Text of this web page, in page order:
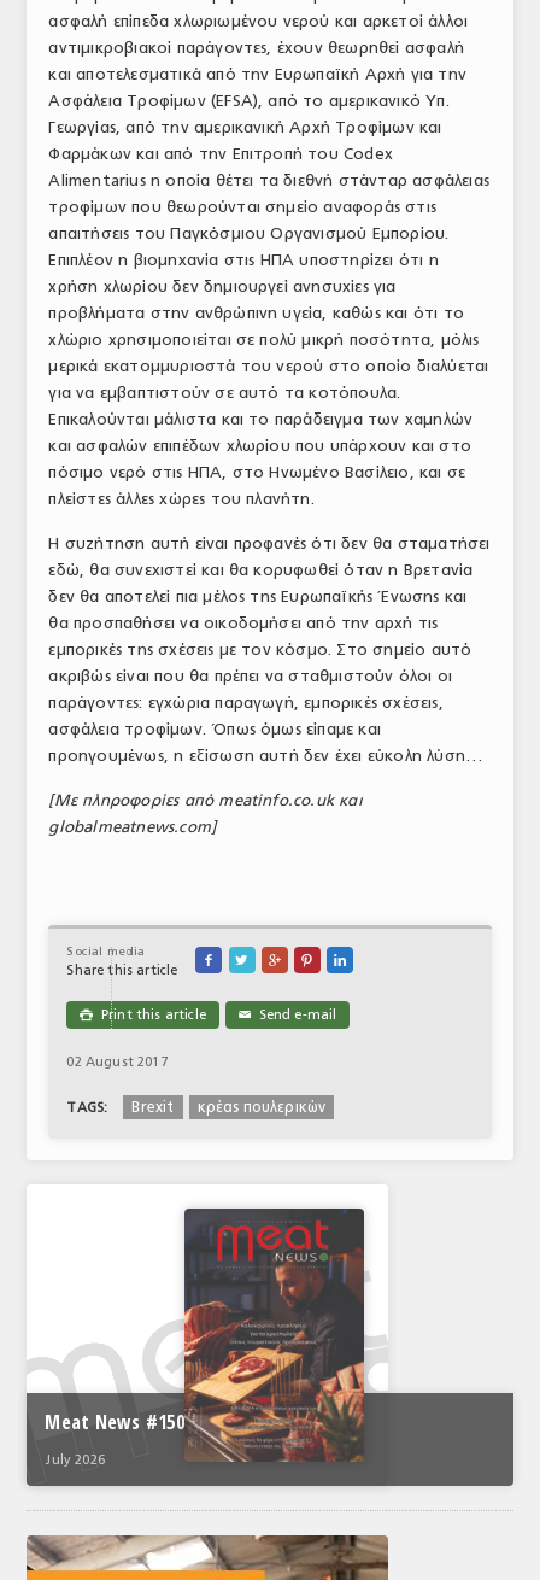
ασφαλή επίπεδα χλωριωμένου νερού και αρκετοί άλλοι
αντιμικροβιακοί παράγοντες, έχουν θεωρηθεί ασφαλή
και αποτελεσματικά από την Ευρωπαϊκή Αρχή για την
Ασφάλεια Τροφίμων (EFSA), από το αμερικανικό Υπ.
Γεωργίας, από την αμερικανική Αρχή Τροφίμων και
Φαρμάκων και από την Επιτροπή του Codex
Alimentarius η οποία θέτει τα διεθνή στάνταρ ασφάλειας
τροφίμων που θεωρούνται σημείο αναφοράς στις
απαιτήσεις του Παγκόσμιου Οργανισμού Εμπορίου.
Επιπλέον η βιομηχανία στις ΗΠΑ υποστηρίζει ότι η
χρήση χλωρίου δεν δημιουργεί ανησυχίες για
προβλήματα στην ανθρώπινη υγεία, καθώς και ότι το
χλώριο χρησιμοποιείται σε πολύ μικρή ποσότητα, μόλις
μερικά εκατομμυριοστά του νερού στο οποίο διαλύεται
για να εμβαπτιστούν σε αυτό τα κοτόπουλα.
Επικαλούνται μάλιστα και το παράδειγμα των χαμηλών
και ασφαλών επιπέδων χλωρίου που υπάρχουν και στο
πόσιμο νερό στις ΗΠΑ, στο Ηνωμένο Βασίλειο, και σε
πλείστες άλλες χώρες του πλανήτη.
Η συζήτηση αυτή είναι προφανές ότι δεν θα σταματήσει
εδώ, θα συνεχιστεί και θα κορυφωθεί όταν η Βρετανία
δεν θα αποτελεί πια μέλος της Ευρωπαϊκής Ένωσης και
θα προσπαθήσει να οικοδομήσει από την αρχή τις
εμπορικές της σχέσεις με τον κόσμο. Στο σημείο αυτό
ακριβώς είναι που θα πρέπει να σταθμιστούν όλοι οι
παράγοντες: εγχώρια παραγωγή, εμπορικές σχέσεις,
ασφάλεια τροφίμων. Όπως όμως είπαμε και
προηγουμένως, η εξίσωση αυτή δεν έχει εύκολη λύση…
[Με πληροφορίες από meatinfo.co.uk και
globalmeatnews.com]
Social media
Share this article
    
 Print this article ✉ Send e-mail
02 August 2017
TAGS: Brexit κρέας πουλερικών
Meat News #150
July 2026